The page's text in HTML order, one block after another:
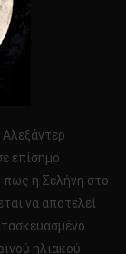
Αλεξάντερ
επίσημο
πως η Σελήνη στο
να αποτελεί
ηλιακού